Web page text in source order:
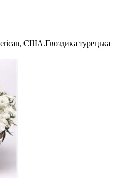
США.Гвоздика турецька